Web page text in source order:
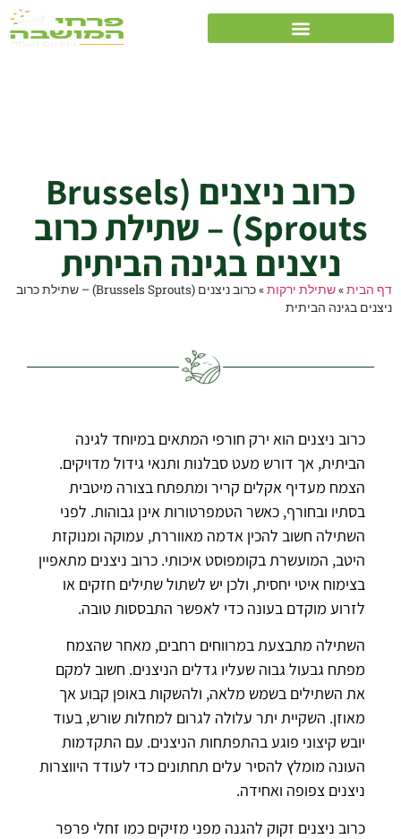
כרוב ניצנים (Brussels
Sprouts) – שתילת כרוב
ניצנים בגינה הביתית
דף הבית»שתילת ירקות»
כרוב ניצנים (Brussels Sprouts) – שתילת כרוב
ניצנים בגינה הביתית
כרוב ניצנים הוא ירק חורפי המתאים במיוחד לגינה
הביתית, אך דורש מעט סבלנות ותנאי גידול מדויקים.
הצמח מעדיף אקלים קריר ומתפתח בצורה מיטבית
בסתיו ובחורף, כאשר הטמפרטורות אינן גבוהות. לפני
השתילה חשוב להכין אדמה מאווררת, עמוקה ומנוקזת
היטב, המועשרת בקומפוסט איכותי. כרוב ניצנים מתאפיין
בצימוח איטי יחסית, ולכן יש לשתול שתילים חזקים או
לזרוע מוקדם בעונה כדי לאפשר התבססות טובה.
השתילה מתבצעת במרווחים רחבים, מאחר שהצמח
מפתח גבעול גבוה שעליו גדלים הניצנים. חשוב למקם
את השתילים בשמש מלאה, ולהשקות באופן קבוע אך
מאוזן. השקיית יתר עלולה לגרום למחלות שורש, בעוד
יובש קיצוני פוגע בהתפתחות הניצנים. עם התקדמות
העונה מומלץ להסיר עלים תחתונים כדי לעודד היווצרות
ניצנים צפופה ואחידה.
כרוב ניצנים זקוק להגנה מפני מזיקים כמו זחלי פרפר